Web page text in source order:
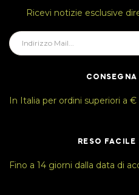
Ricevi notizie esclusive
In Italia per ordini superiori a €
RESO FACILE
Fino a 14 giorni dalla data di